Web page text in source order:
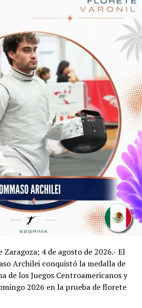
además que Saltillo es la
México, lo que se ha logrado
con el gobernador Manolo
instituciones, así como el
la seguridad como prioridad.
Félix, comisionado de Seguridad y
informó que en la carrera
de la corporación incluyendo
binomios y cadetes, así como de
Estado, la Secretaría de Seguridad
Guardia Nacional, y la Marina,
año se sumen cada vez más
esperamos a mil 500
que la inscripción tiene un costo
(hasta el 17 de agosto) y
será en 200 pesos; la
medalla, hidratación y el
en rifa de pantallas y bicicletas.
Zaragoza; 4 de agosto de 2026.- El
Archilei conquistó la medalla de
de los Juegos Centroamericanos y
2026 en la prueba de florete